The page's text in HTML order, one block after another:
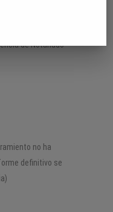
de
informes frente
de Notariado
no ha
definitivo se